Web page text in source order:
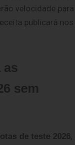
velocidade para
publicará nos
as
sem
de teste 2026,